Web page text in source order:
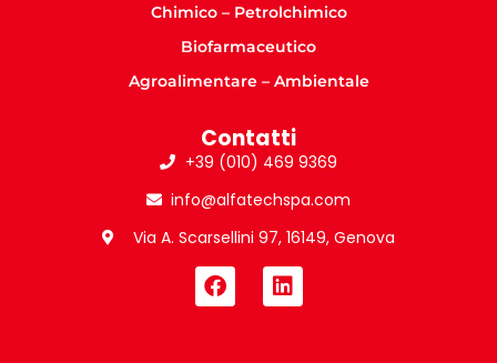
Chimico – Petrolchimico
Biofarmaceutico
Agroalimentare – Ambientale
Contatti
+39 (010) 469 9369
info@alfatechspa.com
Via A. Scarsellini 97, 16149, Genova